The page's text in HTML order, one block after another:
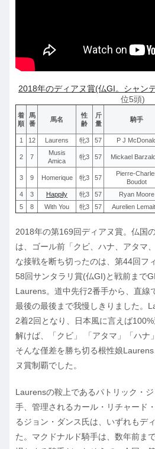
2018年のディアヌ賞(仏GI。シャン
位5頭)
着
順
馬
番
馬名
性
齢
斤
量
騎手
1 12 Laurens 牝3 57 P J
2 7
Musis
Amica
牝3 57 Mickael
3 9 Homerique 牝3 57
Pierre-
Boudot
4 3 Happily 牝3 57 Ryan Moore
5
8 With You 牝3 57 Aurelien
2018年の第169回ディアヌ賞。仏国
は、ゴール前「クビ、ハナ、アタマ
な接戦を断ち切ったのは、第44回フ
58回サンタラリ賞(仏GI)と戦前まで
Laurens。道中先行2番手から、直線
最後の最後まで我慢しきりました。
2着2回となり、日本風に言えば
解けば、「クビ」 「アタマ」「ハナ
そんな僅差を勝ち切る根性娘
ヌ賞制覇でした。
Laurensの鞍上であるパトリック・
手、管理されるカール・リチャード
るジョン・ダンス氏は、いずれもデ
た。マクドナルド騎手は、数年前ま